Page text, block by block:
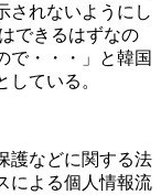
されないようにし
できるはずなの
で・・・」と韓国
ている。
護などに関する法
による個人情報流